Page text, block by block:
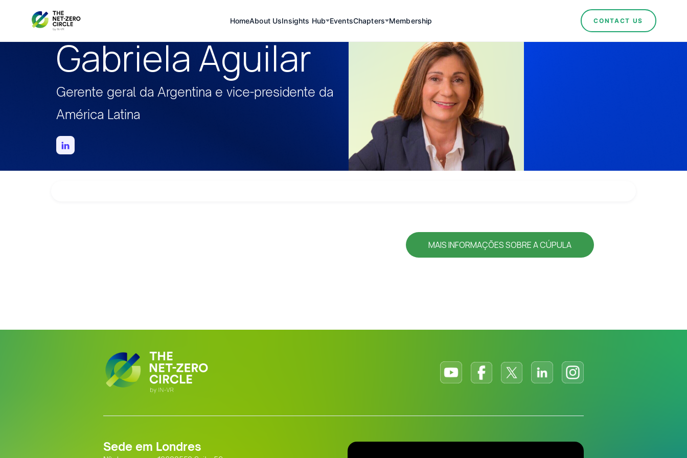
HomeAbout UsInsights Hub EventsChapters Membership CONTACT US
Gabriela Aguilar
Gerente geral da Argentina e vice-presidente da
América Latina
MAIS INFORMAÇÕES SOBRE A CÚPULA
Sede em Londres